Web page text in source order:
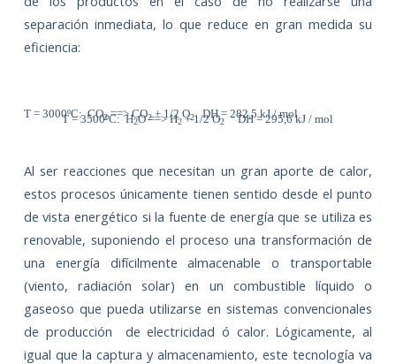
separación inmediata, lo que reduce en gran medida su
eficiencia:
T = 3000ºC: CO2==> CO2+ 1/2 O2 DH = 282,5 kJ / mol
T = 3500ºC: H2O ==> H2+ 1/2 O2 DH = 295,6 kJ / mol
Al ser reacciones que necesitan un gran aporte de calor,
estos procesos únicamente tienen sentido desde el punto
de vista energético si la fuente de energía que se utiliza es
renovable, suponiendo el proceso una transformación de
una energía difícilmente almacenable o transportable
(viento, radiación solar) en un combustible líquido o
gaseoso que pueda utilizarse en sistemas convencionales
de producción
de electricidad ó calor. Lógicamente, al
igual que la captura y almacenamiento, este tecnología va